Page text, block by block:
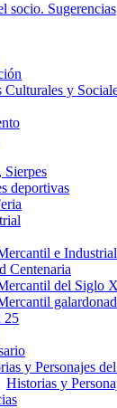
socio. Sugerencias
Culturales y
Sierpes
deportivas
e
Centenaria
del Siglo
25
y Personajes
Historias y